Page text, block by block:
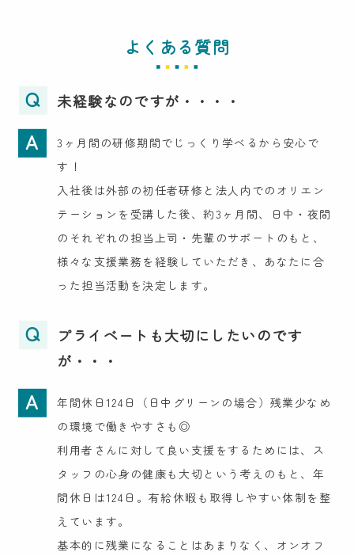
よくある質問
Q 未経験なのですが・・・・
A
3ヶ月間の研修期間でじっくり学べるから安心で
す！
入社後は外部の初任者研修と法人内でのオリエン
テーションを受講した後、約3ヶ月間、日中・夜間
のそれぞれの担当上司・先輩のサポートのもと、
様々な支援業務を経験していただき、あなたに合
った担当活動を決定します。
Q
プライベートも大切にしたいのです
が・・・
A
年間休日124日（日中グリーンの場合）残業少なめ
の環境で働きやすさも◎
利用者さんに対して良い支援をするためには、ス
タッフの心身の健康も大切という考えのもと、年
間休日は124日。有給休暇も取得しやすい体制を整
えています。
基本的に残業になることはあまりなく、オンオフ